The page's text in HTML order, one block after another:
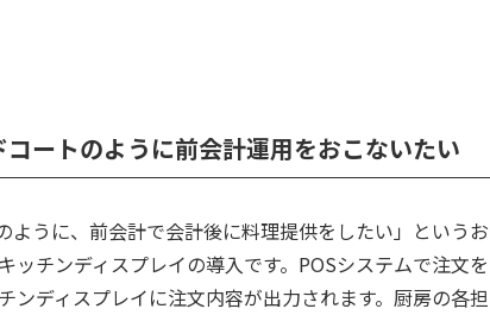
ートのように前会計運用をおこないたい
ように、前会計で会計後に料理提供をしたい」というお
チンディスプレイの導入です。POSシステムで注文を
ディスプレイに注文内容が出力されます。厨房の各担